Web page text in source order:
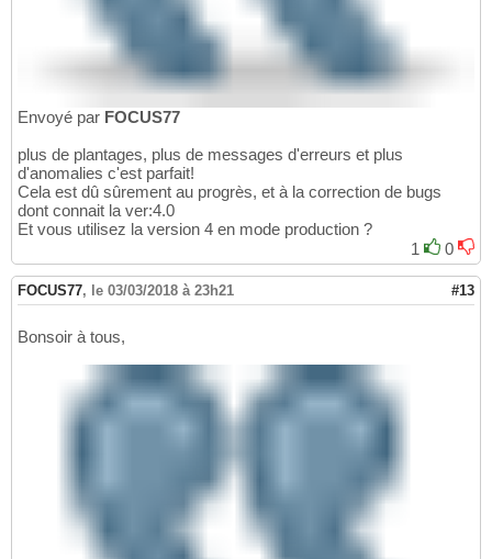
Envoyé par FOCUS77
plus de plantages, plus de messages d'erreurs et plus
d'anomalies c'est parfait!
Cela est dû sûrement au progrès, et à la correction de bugs
dont connait la ver:4.0
Et vous utilisez la version 4 en mode production ?
1
0
FOCUS77, le 03/03/2018 à 23h21 #13
Bonsoir à tous,